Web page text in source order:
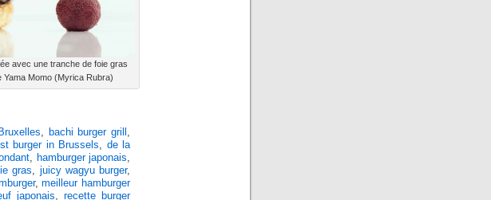
avec une tranche de foie gras
Momo (Myrica Rubra)
bachi burger grill
burger in Brussels
de la
, hamburger japonais
gras juicy wagyu burger,
,meilleur hamburger
japonais recette burger